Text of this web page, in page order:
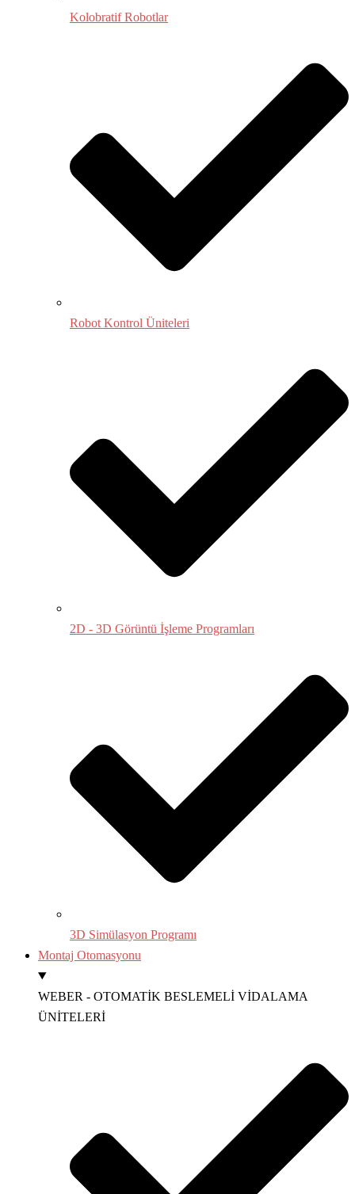
Kolobratif Robotlar
Robot Kontrol Üniteleri
2D - 3D Görüntü İşleme Programları
3D Simülasyon Programı
Montaj Otomasyonu
WEBER - OTOMATİK BESLEMELİ VİDALAMA
ÜNİTELERİ